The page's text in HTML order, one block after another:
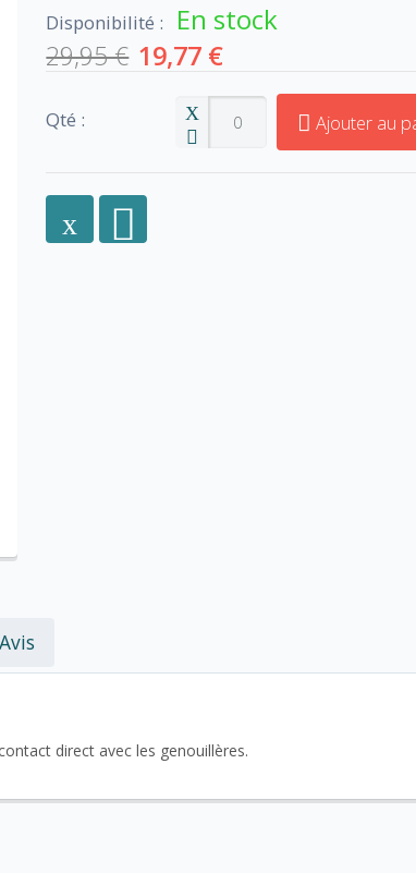
Disponibilité : En stock
29,95 € 19,77 €
Qté : Ajouter au
Avis
direct avec les genouillères.